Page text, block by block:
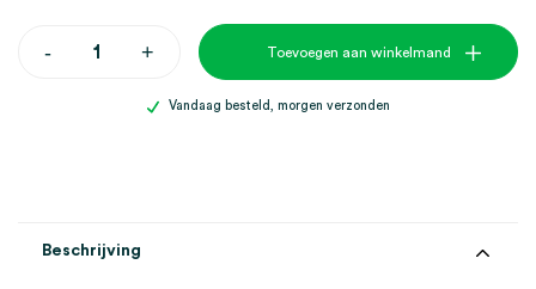
-Tricofix
+ Toevoegen aan winkelmand
Vandaag besteld, morgen verzonden
Beschrijving